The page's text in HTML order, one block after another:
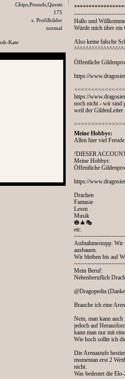
Hallo und
Würde mich über ein
Also keine falsche
Öffentliche
https://
https://
noch nicht - wir sind
weil der GildenLeiter
Meine Hobbys:
Allen hier viel
!DIESER
Meine Hobbys:
Öffentliche
https://
Drachen
Fantasie
Lesen
Musik
🎃🎄🎭
etc.
Aufnahmestopp: Wir
ausbauen.
Wir bleiben bis auf
Mein Beruf:
Nebenberuflich
@Dragopedia
Brauche ich eine
Nein, man kann
jedoch auf
kann man nur mit
Wie hoch sollte ich
Die Arenastufe
momentan erst 2
nicht.
Was bedeutet die
Chips,Pounds,Quests
175
s. Profilbilder
normal
Kate